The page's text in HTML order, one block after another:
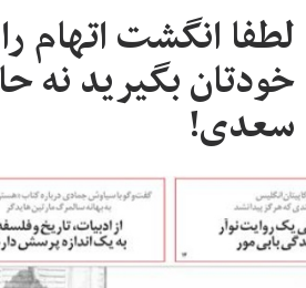
لطفا انگشت اتهام
خودتان بگیرید نه
سعدی!